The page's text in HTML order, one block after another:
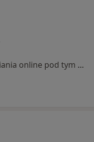
Specjalista nie oferuje umawiania online pod tym adresem.